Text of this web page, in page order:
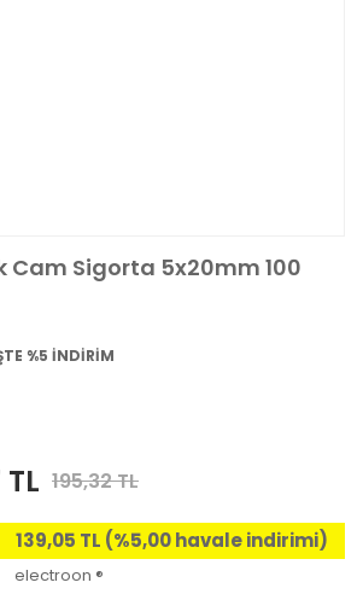
Cam Sigorta 5x20mm 100
%5 İNDİRİM
195,32 TL
139,05 TL (%5,00 havale indirimi)
electroon ®